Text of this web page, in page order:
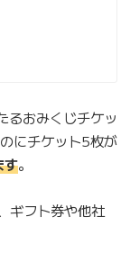
るおみくじチケッ
にチケット5枚が
す。
ギフト券や他社